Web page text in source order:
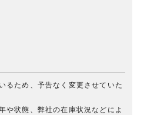
るため、予告なく変更させていた
や状態、弊社の在庫状況などによ